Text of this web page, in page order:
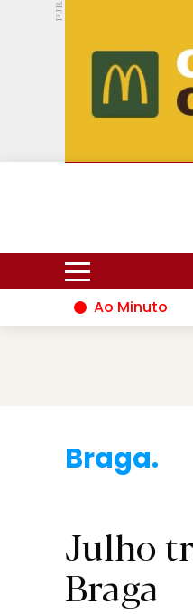
PUB.
Ao Minuto
do mundo da moda
Braga.
Julho
Braga